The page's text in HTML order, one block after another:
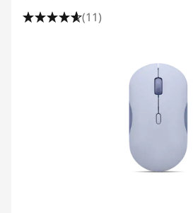
(11)